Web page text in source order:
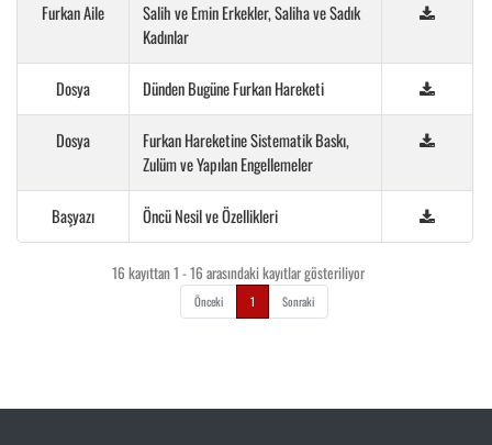
Furkan Aile
Salih ve Emin Erkekler, Saliha ve Sadık
Kadınlar
Dosya Dünden Bugüne Furkan Hareketi
Dosya
Furkan Hareketine Sistematik Baskı,
Zulüm ve Yapılan Engellemeler
Başyazı Öncü Nesil ve Özellikleri
16 kayıttan 1 - 16 arasındaki kayıtlar gösteriliyor
Önceki 1 Sonraki